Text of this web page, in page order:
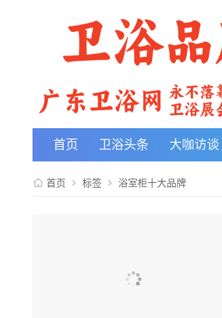
首页 卫浴头条 大咖访谈
首页 标签 浴室柜十大品牌